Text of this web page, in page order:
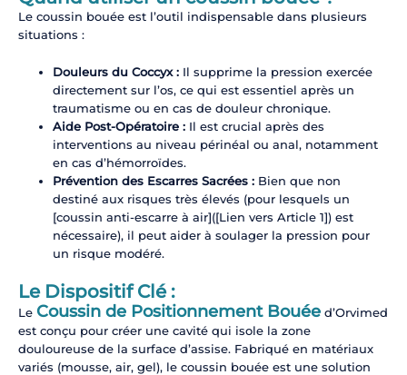
Le coussin bouée est l’outil indispensable dans plusieurs
situations :
Douleurs du Coccyx :Il supprime la pression exercée
directement sur l’os, ce qui est essentiel après un
traumatisme ou en cas de douleur chronique.
Aide Post-Opératoire :Il est crucial après des
interventions au niveau périnéal ou anal, notamment
en cas d’hémorroïdes.
Prévention des Escarres Sacrées :Bien que non
destiné aux risques très élevés (pour lesquels un
[coussin anti-escarre à air]([Lien vers Article 1]) est
nécessaire), il peut aider à soulager la pression pour
un risque modéré.
Le Dispositif Clé :
Le Coussin de Positionnement Bouéed’Orvimed
est conçu pour créer une cavité qui isole la zone
douloureuse de la surface d’assise. Fabriqué en matériaux
variés (mousse, air, gel), le coussin bouée est une solution